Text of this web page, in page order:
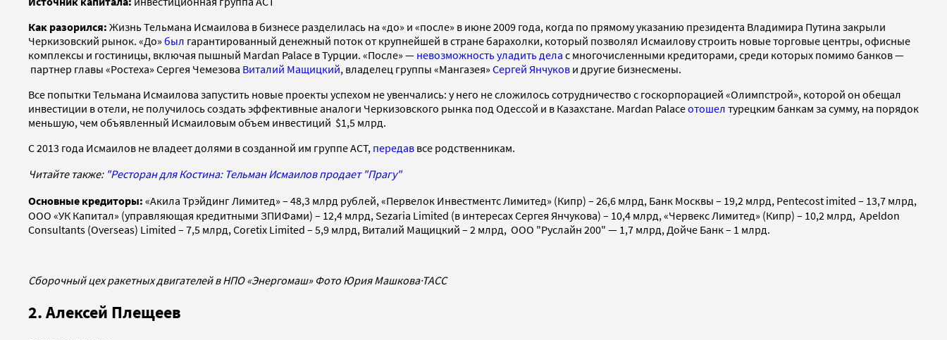
Как разорился: Жизнь Тельмана Исмаилова в бизнесе разделилась на «до» и «после» в июне 2009 года, когда по прямому указанию президента Владимира Путина закрыли
Черкизовский рынок. «До» был гарантированный денежный поток от крупнейшей в стране барахолки, который позволял Исмаилову строить новые торговые центры, офисные
комплексы и гостиницы, включая пышный Mardan Palace в Турции. «После» — невозможность уладить дела с многочисленными кредиторами, среди которых помимо банков —
партнер главы «Ростеха» Сергея Чемезова Виталий Мащицкий, владелец группы «Мангазея» Сергей Янчуков и другие бизнесмены.
Все попытки Тельмана Исмаилова запустить новые проекты успехом не увенчались: у него не сложилось сотрудничество с госкорпорацией «Олимпстрой», которой он обещал
инвестиции в отели, не получилось создать эффективные аналоги Черкизовского рынка под Одессой и в Казахстане. Mardan Palaceотошел турецким банкам за сумму, на порядок
меньшую, чем объявленный Исмаиловым объем инвестиций $1,5 млрд.
С 2013 года Исмаилов не владеет долями в созданной им группе АСТ, передав все родственникам.
Читайте также: "Ресторан для Костина: Тельман Исмаилов продает "Прагу"
Основные кредиторы: «Акила Трэйдинг Лимитед» – 48,3 млрд рублей, «Первелок Инвестментс Лимитед» (Кипр) – 26,6 млрд, Банк Москвы – 19,2 млрд, Pentecost imited – 13,7 млрд,
ООО «УК Капитал» (управляющая кредитными ЗПИФами) – 12,4 млрд, Sezaria Limited (в интересах Сергея Янчукова) – 10,4 млрд, «Червекс Лимитед» (Кипр) – 10,2 млрд, Apeldon
Consultants (Overseas) Limited – 7,5 млрд, Coretix Limited – 5,9 млрд, Виталий Мащицкий – 2 млрд, ООО "Руслайн 200" — 1,7 млрд, Дойче Банк – 1 млрд.
Сборочный цех ракетных двигателей в НПО «Энергомаш» Фото Юрия Машкова·ТАСС
2. Алексей Плещеев